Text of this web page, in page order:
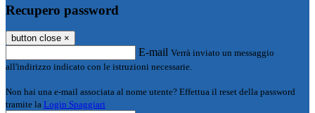
Recupero password
button close ×
E-mail Verrà inviato un messaggio
all'indirizzo indicato con le istruzioni necessarie.
Non hai una e-mail associata al nome utente? Effettua il reset della password
tramite la Login Spaggiari